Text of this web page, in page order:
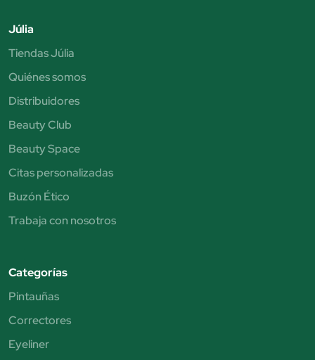
Júlia
Tiendas Júlia
Quiénes somos
Distribuidores
Beauty Club
Beauty Space
Citas personalizadas
Buzón Ético
Trabaja con nosotros
Categorías
Pintauñas
Correctores
Eyeliner